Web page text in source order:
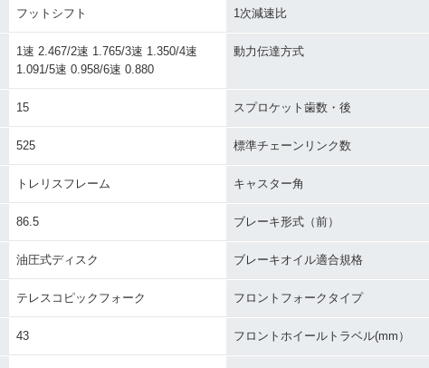
フットシフト 1次減速比
1速 2.467/2速 1.765/3速 1.350/4速
1.091/5速 0.958/6速 0.880
動力伝達方式
15 スプロケット歯数・後
525 標準チェーンリンク数
トレリスフレーム キャスター角
86.5 ブレーキ形式（前）
油圧式ディスク ブレーキオイル適合規格
テレスコピックフォーク フロントフォークタイプ
43 フロントホイールトラベル(mm）